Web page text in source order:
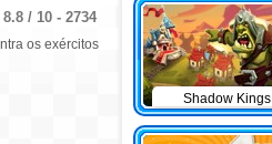
8.8 / 10 - 2734
os exércitos
Shadow Kings